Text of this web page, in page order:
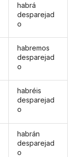
habrá
desparejad
o
habremos
desparejad
o
habréis
desparejad
o
habrán
desparejad
o